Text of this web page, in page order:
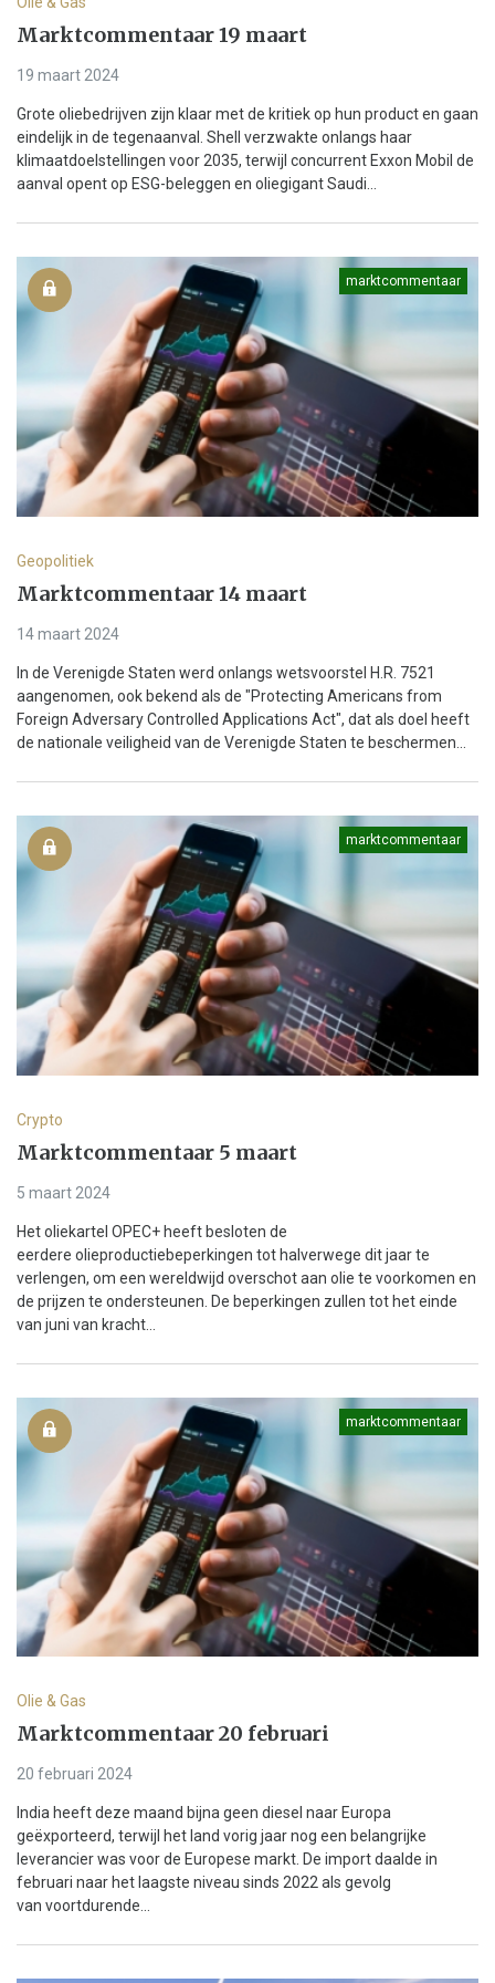
Marktcommentaar 19 maart
19 maart 2024
Grote oliebedrijven zijn klaar met de kritiek op hun product en gaan
eindelijk in de tegenaanval. Shell verzwakte onlangs haar
klimaatdoelstellingen voor 2035, terwijl concurrent Exxon Mobil de
aanval opent op ESG-beleggen en oliegigant Saudi...
marktcommentaar
Geopolitiek
Marktcommentaar 14 maart
14 maart 2024
In de Verenigde Staten werd onlangs wetsvoorstel H.R. 7521
aangenomen, ook bekend als de "Protecting Americans from
Foreign Adversary Controlled Applications Act", dat als doel heeft
de nationale veiligheid van de Verenigde Staten te beschermen...
marktcommentaar
Crypto
Marktcommentaar 5 maart
5 maart 2024
Het oliekartel OPEC+ heeft besloten de
eerdere olieproductiebeperkingen tot halverwege dit jaar te
verlengen, om een wereldwijd overschot aan olie te voorkomen en
de prijzen te ondersteunen. De beperkingen zullen tot het einde
van juni van kracht...
marktcommentaar
Olie & Gas
Marktcommentaar 20 februari
20 februari 2024
India heeft deze maand bijna geen diesel naar Europa
geëxporteerd, terwijl het land vorig jaar nog een belangrijke
leverancier was voor de Europese markt. De import daalde in
februari naar het laagste niveau sinds 2022 als gevolg
van voortdurende...